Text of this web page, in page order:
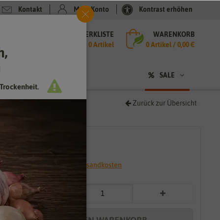
Kontakt Mein Konto Kontrast erhöhen
MERKLISTE
0 Artikel
WARENKORB
0Artikel /0,00 €
SALE
Zurück zur Übersicht
* inkl. 7% MwSt. zzgl. Versandkosten